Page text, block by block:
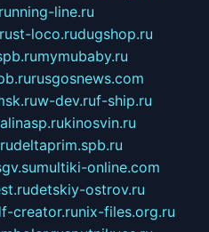
running-line.ru
rust-loco.rudugshop.ru
mymubaby.ru
rusgosnews.com
w-dev.ruf-ship.ru
kinosvin.ru
deltaprim.spb.ru
multiki-online.com
detskiy-ostrov.ru
creator.runix-files.org.ru